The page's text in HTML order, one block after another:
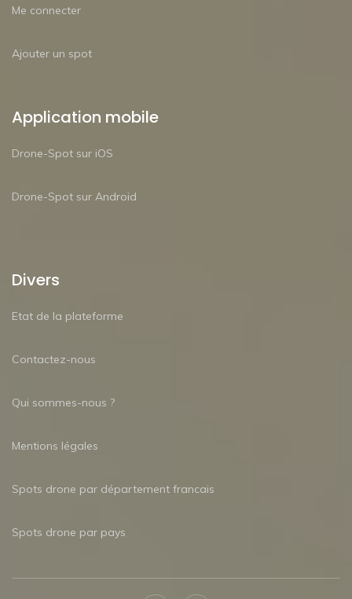
Me connecter
Ajouter un spot
Application mobile
Drone-Spot sur iOS
Drone-Spot sur Android
Divers
Etat de la plateforme
Contactez-nous
Qui sommes-nous ?
Mentions légales
Spots drone par département francais
Spots drone par pays